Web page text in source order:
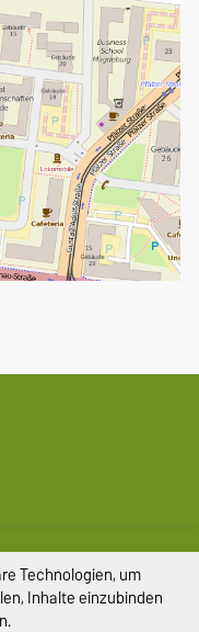
Technologien, um
Inhalte einzubinden